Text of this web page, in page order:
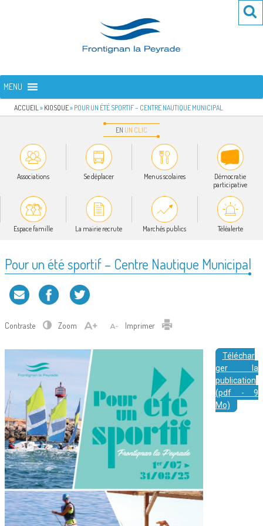
FRONTIGNAN LA PEYRADE
MENU
ACCUEIL » KIOSQUE» POUR UN ÉTÉ SPORTIF – CENTRE NAUTIQUE MUNICIPAL
EN UN CLIC
Associations Se déplacer Menus scolaires
Démocratie
participative
Espace famille La mairie recrute Marchés publics Téléalerte
Pour un été sportif – Centre Nautique Municipal
Contraste Zoom Imprimer
Téléchar
ger la
publication
(pdf - 9
Mo)